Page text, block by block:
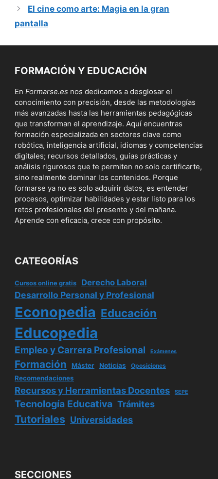
El cine como arte: Magia en la gran
pantalla
FORMACIÓN Y EDUCACIÓN
En Formarse.es nos dedicamos a desglosar el
conocimiento con precisión, desde las metodologías
más avanzadas hasta las herramientas pedagógicas
que transforman el aprendizaje. Aquí encuentras
formación especializada en sectores clave como
robótica, inteligencia artificial, idiomas y competencias
digitales; recursos detallados, guías prácticas y
análisis rigurosos que te permiten no solo certificarte,
sino realmente dominar los contenidos. Porque
formarse ya no es solo adquirir datos, es entender
procesos, optimizar habilidades y estar listo para los
retos profesionales del presente y del mañana.
Aprende con eficacia, crece con propósito.
CATEGORÍAS
Cursos online gratis Derecho Laboral
Desarrollo Personal y Profesional
Econopedia Educación
Educopedia
Empleo y Carrera Profesional Exámenes
Formación Máster Noticias Oposiciones
Recomendaciones
Recursos y Herramientas Docentes SEPE
Tecnología Educativa Trámites
Tutoriales Universidades
SECCIONES